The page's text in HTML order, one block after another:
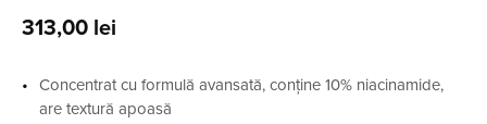
313,00 lei
Concentrat cu formulă avansată, conține 10% niacinamide,
are textură apoasă